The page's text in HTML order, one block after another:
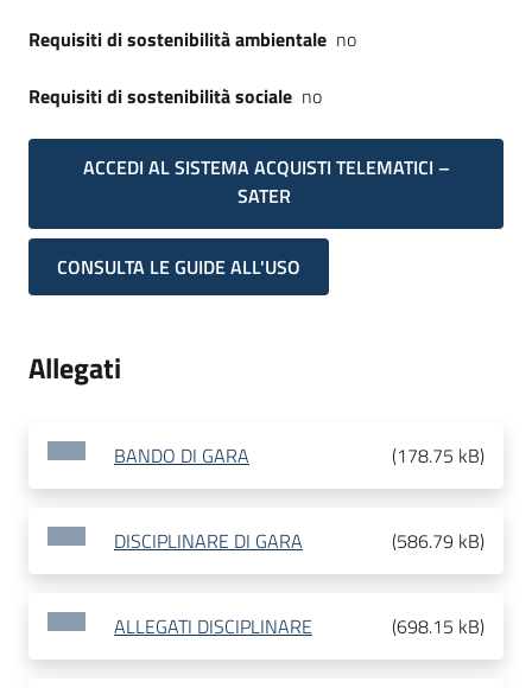
Requisiti di sostenibilità ambientale no
Requisiti di sostenibilità sociale no
ACCEDI AL SISTEMA ACQUISTI TELEMATICI –
SATER
CONSULTA LE GUIDE ALL'USO
Allegati
BANDO DI GARA (178.75 kB)
DISCIPLINARE DI GARA (586.79 kB)
ALLEGATI DISCIPLINARE (698.15 kB)